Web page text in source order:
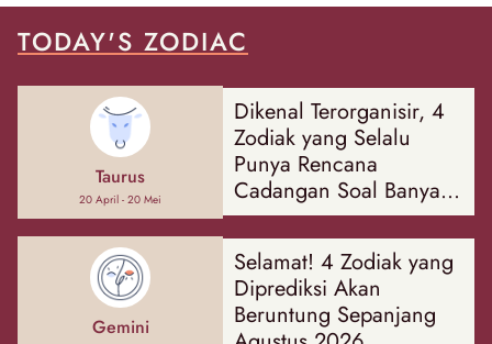
TODAY'S ZODIAC
Taurus
20 April - 20 Mei
Dikenal Terorganisir, 4
Zodiak yang Selalu
Punya Rencana
Cadangan Soal Banyak
Hal
Gemini
Selamat! 4 Zodiak yang
Diprediksi Akan
Beruntung Sepanjang